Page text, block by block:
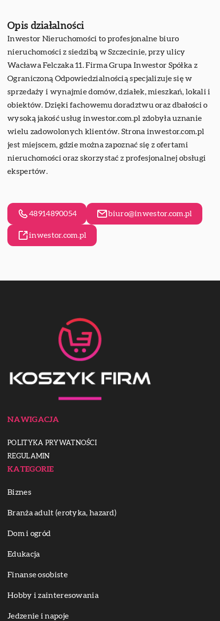
Opis działalności
Inwestor Nieruchomości to profesjonalne biuro
nieruchomości z siedzibą w Szczecinie, przy ulicy
Wacława Felczaka 11. Firma Grupa Inwestor Spółka z
Ograniczoną Odpowiedzialnością specjalizuje się w
sprzedaży i wynajmie domów, działek, mieszkań, lokali i
obiektów. Dzięki fachowemu doradztwu oraz dbałości o
wysoką jakość usług inwestor.com.pl zdobyła uznanie
wielu zadowolonych klientów. Strona inwestor.com.pl
jest miejscem, gdzie można zapoznać się z ofertami
nieruchomości oraz skorzystać z profesjonalnej obsługi
ekspertów.
48914890054 biuro@inwestor.com.pl
inwestor.com.pl
NAWIGACJA
POLITYKA PRYWATNOŚCI
REGULAMIN
KATEGORIE
Biznes
Branża adult (erotyka, hazard)
Dom i ogród
Edukacja
Finanse osobiste
Hobby i zainteresowania
Jedzenie i napoje